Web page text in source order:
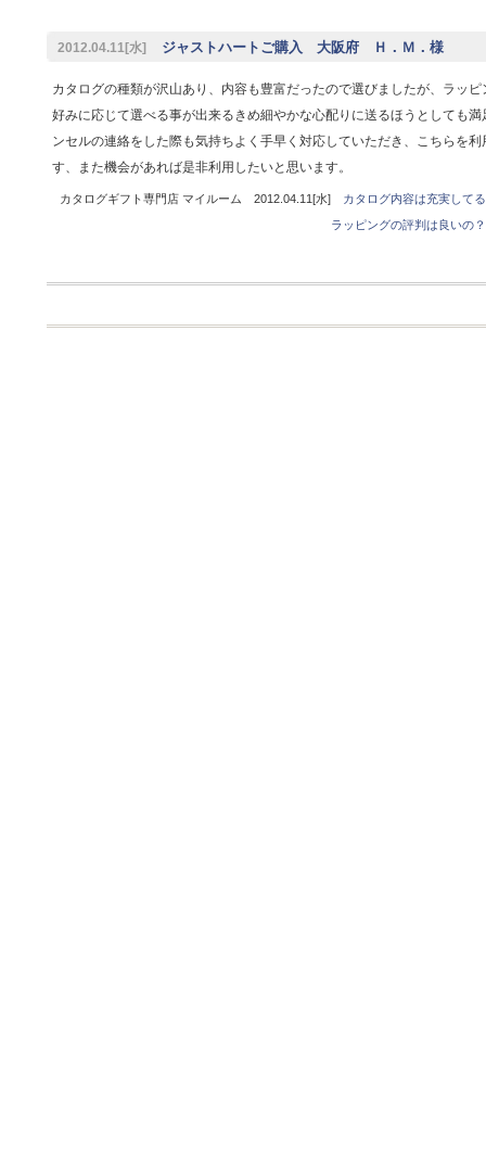
2012.04.11[水] ジャストハートご購入 大阪府 Ｈ．Ｍ．様
カタログの種類が沢山あり、内容も豊富だったので選びましたが、ラッ
好みに応じて選べる事が出来るきめ細やかな心配りに送るほうとしても
ンセルの連絡をした際も気持ちよく手早く対応していただき、こちらを
す、また機会があれば是非利用したいと思います。
カタログギフト専門店 マイルーム 2012.04.11[水]
カタログ内容は充実して
ラッピングの評判は良いの？